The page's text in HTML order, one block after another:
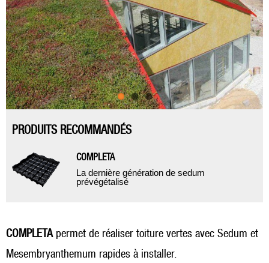
PRODUITS RECOMMANDÉS
COMPLETA
La dernière génération de sedum
prévégétalisé
COMPLETApermet de réaliser toiture vertes avec Sedum et
Mesembryanthemum rapides à installer.